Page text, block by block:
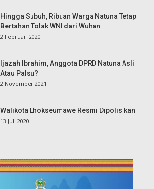
Hingga Subuh, Ribuan Warga Natuna Tetap
Bertahan Tolak WNI dari Wuhan
2 Februari 2020
Ijazah Ibrahim, Anggota DPRD Natuna Asli
Atau Palsu?
2 November 2021
Walikota Lhokseumawe Resmi Dipolisikan
13 Juli 2020